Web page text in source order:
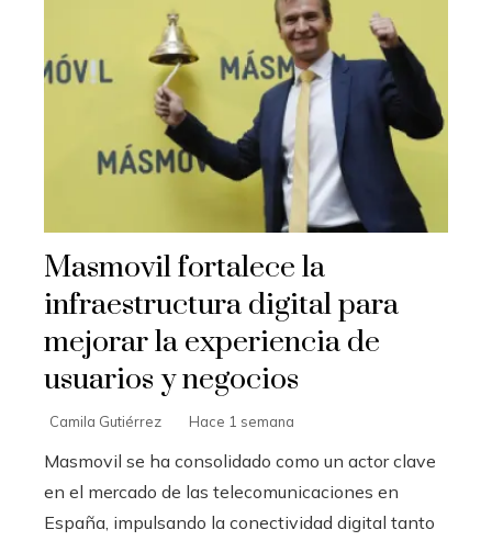
Masmovil fortalece la
infraestructura digital para
mejorar la experiencia de
usuarios y negocios
Camila Gutiérrez Hace 1 semana
Masmovil se ha consolidado como un actor clave
en el mercado de las telecomunicaciones en
España, impulsando la conectividad digital tanto